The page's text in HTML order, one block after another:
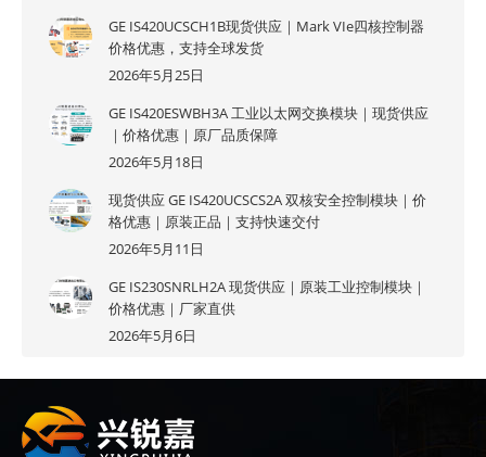
GE IS420UCSCH1B现货供应｜Mark VIe四核控制器
价格优惠，支持全球发货
2026年5月25日
GE IS420ESWBH3A 工业以太网交换模块｜现货供应
｜价格优惠｜原厂品质保障
2026年5月18日
现货供应 GE IS420UCSCS2A 双核安全控制模块｜价
格优惠｜原装正品｜支持快速交付
2026年5月11日
GE IS230SNRLH2A 现货供应｜原装工业控制模块｜
价格优惠｜厂家直供
2026年5月6日